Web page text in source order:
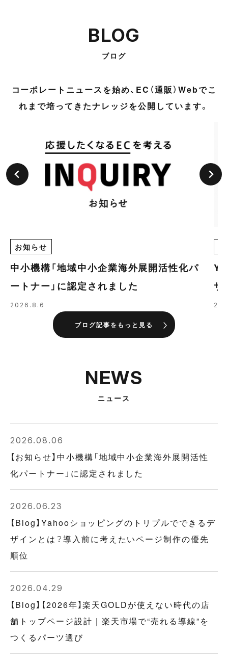
BLOG
ブログ
コーポレートニュースを始め、EC（通販）Webでこ
れまで培ってきたナレッジを公開しています。
お知らせ
中小機構「地域中小企業海外展開活性化パ
ートナー」に認定されました
2026.8.6
ザ
の
ブログ記事をもっと見る
NEWS
ニュース
2026.08.06
【お知らせ】中小機構「地域中小企業海外展開活性
化パートナー」に認定されました
2026.06.23
【Blog】Yahooショッピングのトリプルでできるデ
ザインとは？導入前に考えたいページ制作の優先
順位
2026.04.29
【Blog】【2026年】楽天GOLDが使えない時代の店
舗トップページ設計｜楽天市場で“売れる導線”を
つくるパーツ選び